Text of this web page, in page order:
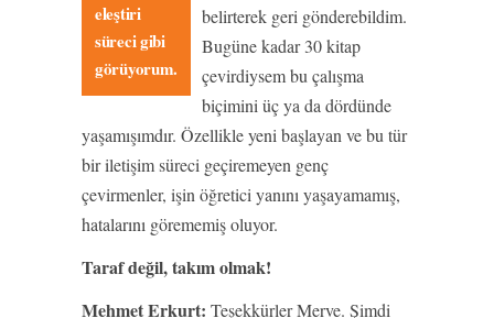
eleştiri
süreci gibi
görüyorum.
belirterek geri gönderebildim.
Bugüne kadar 30 kitap
çevirdiysem bu çalışma
biçimini üç ya da dördünde
yaşamışımdır. Özellikle yeni başlayan ve bu tür
bir iletişim süreci geçiremeyen genç
çevirmenler, işin öğretici yanını yaşayamamış,
hatalarını görememiş oluyor.
Taraf değil, takım olmak!
Mehmet Erkurt: Teşekkürler Merve. Şimdi